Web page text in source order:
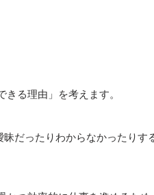
る理由」を考えます。
だったりわからなかったりす